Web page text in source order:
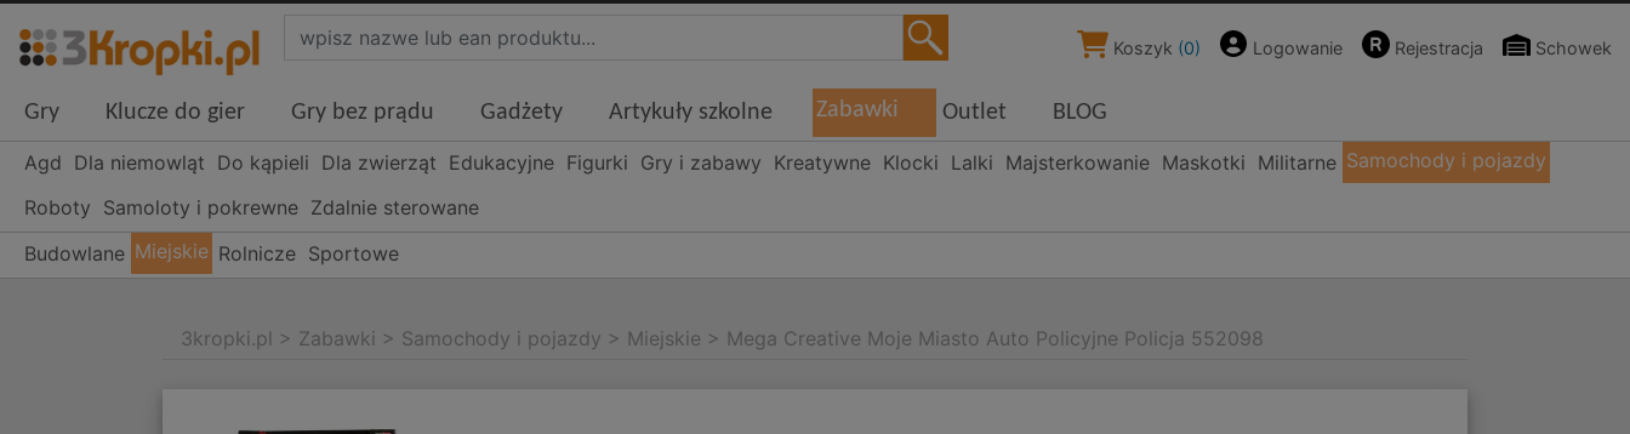
Koszyk (0) Logowanie Rejestracja Schowek
Gry Klucze do gier Gry bez prądu Gadżety Artykuły szkolne Zabawki Outlet BLOG
Agd Dla niemowląt Do kąpieli Dla zwierząt Edukacyjne Figurki Gry i zabawy Kreatywne Klocki Lalki Majsterkowanie Maskotki Militarne Samochody i pojazdy
Roboty Samoloty i pokrewne Zdalnie sterowane
Budowlane Miejskie Rolnicze Sportowe
3kropki.pl > Zabawki > Samochody i pojazdy > Miejskie > Mega Creative Moje Miasto Auto Policyjne Policja 552098